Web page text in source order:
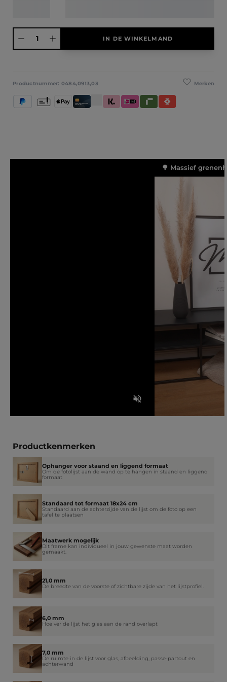
IN DE WINKELMAND
Merken
Productnummer: 0484,0913,03
PayPal Apple PayCreditcard / BetaalpasKlarna (Achteraf betalen / In delen
iDeal IN3RivertySatispay
Vooruitbetaling
🌳 Massief
Productkenmerken
Ophanger voor staand en liggend formaat
Om de fotolijst aan de wand op te hangen in staand en liggend
formaat
Standaard tot formaat 18x24 cm
Standaard aan de achterzijde van de lijst om de foto op een
tafel te plaatsen
Maatwerk mogelijk
Dit frame kan individueel in jouw gewenste maat worden
gemaakt.
21,0 mm
De breedte van de voorste of zichtbare zijde van het lijstprofiel.
6,0 mm
Hoe ver de lijst het glas aan de rand overlapt
7,0 mm
De ruimte in de lijst voor glas, afbeelding, passe-partout en
achterwand